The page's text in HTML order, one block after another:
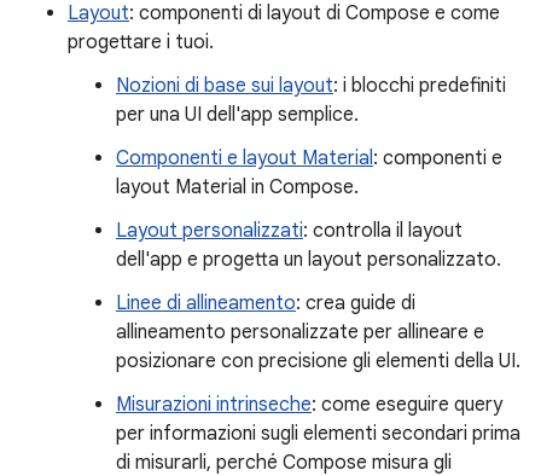
Layout: componenti di layout di Compose e come
progettare i tuoi.
Nozioni di base sui layout: i blocchi predefiniti
per una UI dell'app semplice.
Componenti e layout Material: componenti e
layout Material in Compose.
Layout personalizzati: controlla il layout
dell'app e progetta un layout personalizzato.
Linee di allineamento: crea guide di
allineamento personalizzate per allineare e
posizionare con precisione gli elementi della UI.
Misurazioni intrinseche: come eseguire query
per informazioni sugli elementi secondari prima
di misurarli, perché Compose misura gli